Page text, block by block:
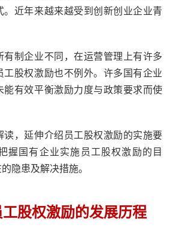
。近年来越来越受到创新创业企业青
有制企业不同，在运营管理上有许多
工股权激励也不例外。许多国有企业
能有效平衡激励力度与政策要求而使
读，延伸介绍员工股权激励的实施要
握国有企业实施员工股权激励的目
隐患及解决措施。
工股权激励的发展历程